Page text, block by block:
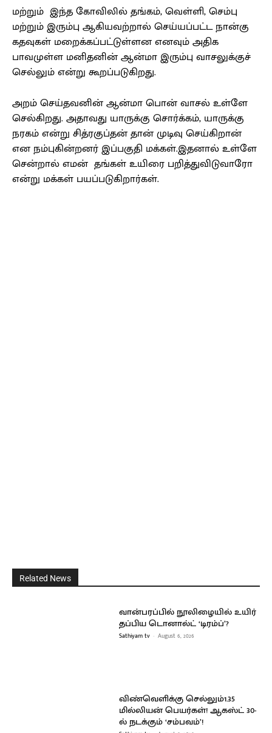
மற்றும் இந்த கோவிலில் தங்கம், வெள்ளி, செம்பு
மற்றும் இரும்பு ஆகியவற்றால் செய்யப்பட்ட நான்கு
கதவுகள் மறைக்கப்பட்டுள்ளன எனவும் அதிக
பாவமுள்ள மனிதனின் ஆன்மா இரும்பு வாசலுக்குச்
செல்லும் என்று கூறப்படுகிறது.
அறம் செய்தவனின் ஆன்மா பொன் வாசல் உள்ளே
செல்கிறது. அதாவது யாருக்கு சொர்க்கம், யாருக்கு
நரகம் என்று சித்ரகுப்தன் தான் முடிவு செய்கிறான்
என நம்புகின்றனர் இப்பகுதி மக்கள்.இதனால் உள்ளே
சென்றால் எமன் தங்கள் உயிரை பறித்துவிடுவாரோ
என்று மக்கள் பயப்படுகிறார்கள்.
Related News
வான்பரப்பில் நூலிழையில் உயிர்
தப்பிய டொனால்ட் ‘டிரம்ப்’?
Sathiyam tv - August 6, 2026
விண்வெளிக்கு செல்லும்1.35
மில்லியன் பெயர்கள்! ஆகஸ்ட் 30-
ல் நடக்கும் ‘சம்பவம்’!